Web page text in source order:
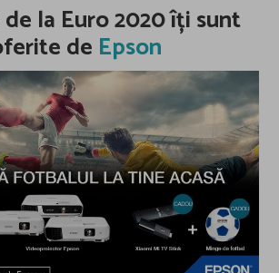
la Euro 2020 îți sunt
de Epson